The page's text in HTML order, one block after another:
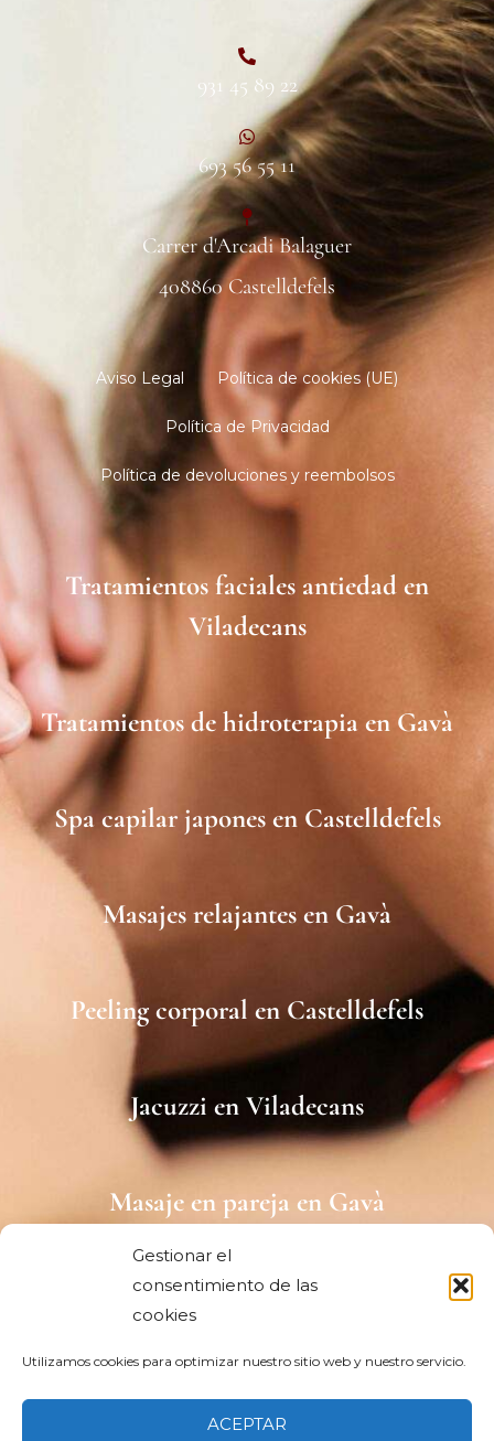
Gestionar el
consentimiento de las
cookies
Utilizamos cookies para optimizar nuestro sitio web y nuestro servicio.
ACEPTAR
931 45 89 22
693 56 55 11
Carrer d'Arcadi Balaguer
408860 Castelldefels
Aviso Legal Política de cookies (UE)
Política de Privacidad
Política de devoluciones y reembolsos
Tratamientos faciales antiedad en
Viladecans
Tratamientos de hidroterapia en Gavà
Spa capilar japones en Castelldefels
Masajes relajantes en Gavà
Peeling corporal en Castelldefels
Jacuzzi en Viladecans
Masaje en pareja en Gavà
Spa capilar japonés en Viladecans
Spa cerca de Sitges